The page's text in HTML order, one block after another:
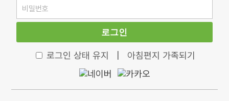
로그인
로그인 상태 유지 아침편지 가족되기